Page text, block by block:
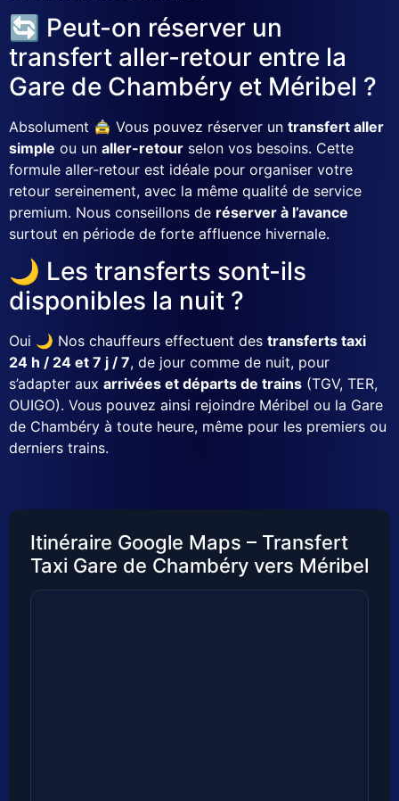
🔄 Peut-on réserver un
transfert aller-retour entre la
Gare de Chambéry et Méribel ?
Absolument 🚖 Vous pouvez réserver un transfert aller
simple ou un aller-retour selon vos besoins. Cette
formule aller-retour est idéale pour organiser votre
retour sereinement, avec la même qualité de service
premium. Nous conseillons de réserver à l’avance
surtout en période de forte affluence hivernale.
🌙 Les transferts sont-ils
disponibles la nuit ?
Oui 🌙 Nos chauffeurs effectuent des transferts taxi
24 h / 24 et 7 j / 7, de jour comme de nuit, pour
s’adapter aux arrivées et départs de trains (TGV, TER,
OUIGO). Vous pouvez ainsi rejoindre Méribel ou la Gare
de Chambéry à toute heure, même pour les premiers ou
derniers trains.
Itinéraire Google Maps – Transfert
Taxi Gare de Chambéry vers Méribel